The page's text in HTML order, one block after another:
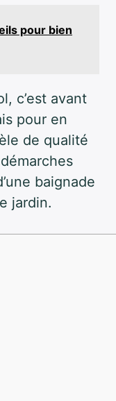
pour bien
c’est avant
pour en
de qualité
baignade
jardin.